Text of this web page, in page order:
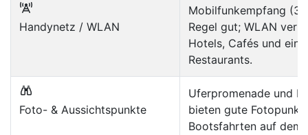
Handynetz / WLAN
Mobilfunkempfang
Regel gut; WLAN
Hotels, Cafés und
Restaurants.
Foto- & Aussichtspunkte
Uferpromenade und
bieten gute
Bootsfahrten auf dem